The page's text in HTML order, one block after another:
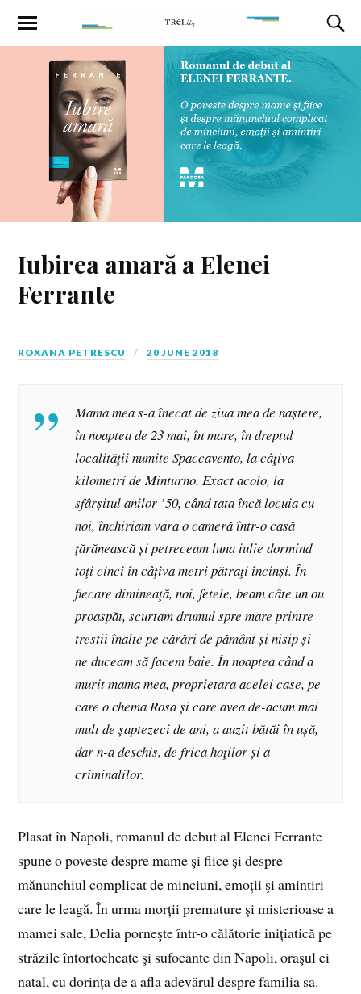
Iubirea amară a Elenei
Ferrante
ROXANA PETRESCU 20 JUNE 2018
Mama mea s-a înecat de ziua mea de naștere,
în noaptea de 23 mai, în mare, în dreptul
localităţii numite Spaccavento, la câţiva
kilometri de Minturno. Exact acolo, la
sfârșitul anilor ’50, când tata încă locuia cu
noi, închiriam vara o cameră într-o casă
ţărănească și petreceam luna iulie dormind
toţi cinci în câţiva metri pătraţi încinși. În
fiecare dimineaţă, noi, fetele, beam câte un ou
proaspăt, scurtam drumul spre mare printre
trestii înalte pe cărări de pământ și nisip și
ne duceam să facem baie. În noaptea când a
murit mama mea, proprietara acelei case, pe
care o chema Rosa și care avea de-acum mai
mult de șaptezeci de ani, a auzit bătăi în ușă,
dar n-a deschis, de frica hoţilor și a
criminalilor.
Plasat în Napoli, romanul de debut al Elenei Ferrante
spune o poveste despre mame şi fiice şi despre
mănunchiul complicat de minciuni, emoții şi amintiri
care le leagă. În urma morții premature şi misterioase a
mamei sale, Delia porneşte într-o călătorie inițiatică pe
străzile întortocheate şi sufocante din Napoli, oraşul ei
natal, cu dorința de a afla adevărul despre familia sa.